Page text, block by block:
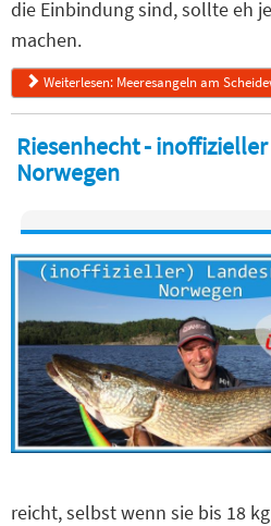
die Einbindung sind, sollte eh
machen.
Weiterlesen: Meeresangeln am
Riesenhecht -
Norwegen
reicht, selbst wenn sie bis 18